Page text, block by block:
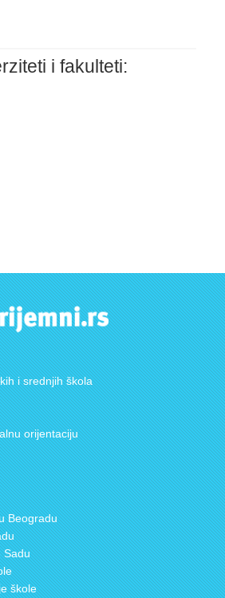
i fakulteti:
i srednjih škola
orijentaciju
Beogradu
Sadu
škole